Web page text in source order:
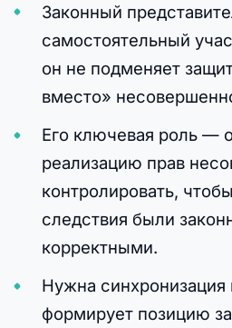
Законный
самостоятельный
он не подменяет
вместо»
Его ключевая роль —
реализацию прав
контролировать,
следствия были
корректными.
Нужна синхронизация
формирует позицию